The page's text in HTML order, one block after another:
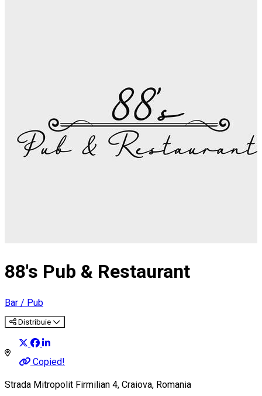
88's Pub & Restaurant
Bar / Pub
Distribuie
Copied!
Strada Mitropolit Firmilian 4, Craiova, Romania